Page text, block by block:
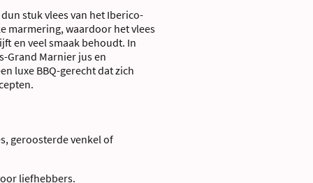
stuk vlees van het Iberico-
marmering, waardoor het vlees
en veel smaak behoudt. In
Grand Marnier jus en
luxe BBQ-gerecht dat zich
geroosterde venkel of
liefhebbers.